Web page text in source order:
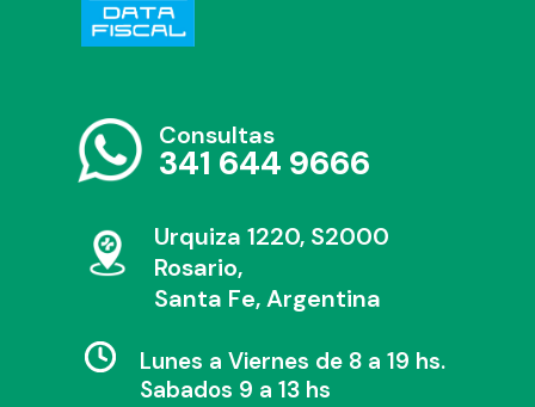
Consultas
341 644 9666
Urquiza 1220, S2000
Rosario,
Santa Fe, Argentina
Lunes a Viernes de 8 a 19 hs.
Sabados 9 a 13 hs